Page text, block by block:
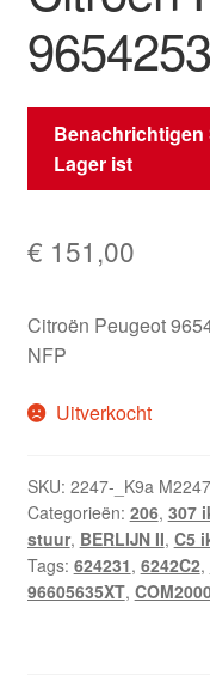
Benachrichtigen
Lager ist
€ 151,00
Citroën Peugeot
NFP
Uitverkocht
SKU: 2247-_K9a M2247
Categorieën: 206, 307
stuur, BERLIJN II, C5
Tags: 624231, 6242C2,
96605635XT,